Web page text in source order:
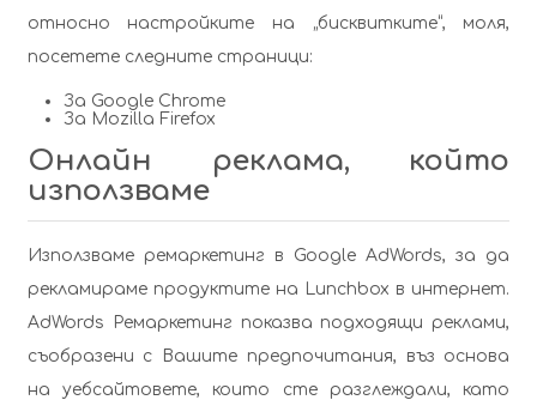
относно настройките на „бисквитките“, моля,
посетете следните страници:
За Google Chrome
За Mozilla Firefox
Онлайн реклама, който
използваме
Използваме ремаркетинг в Google AdWords, за да
рекламираме продуктите на Lunchbox в интернет.
AdWords Ремаркетинг показва подходящи реклами,
съобразени с Вашите предпочитания, въз основа
на уебсайтовете, които сте разглеждали, като